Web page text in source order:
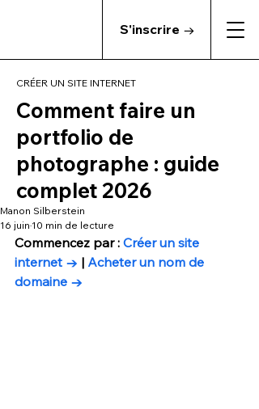
S'inscrire →
CRÉER UN SITE INTERNET
Comment faire un
portfolio de
photographe : guide
complet 2026
Manon Silberstein
16 juin 10 min de lecture
Commencez par : Créer un site
internet → | Acheter un nom de
domaine →